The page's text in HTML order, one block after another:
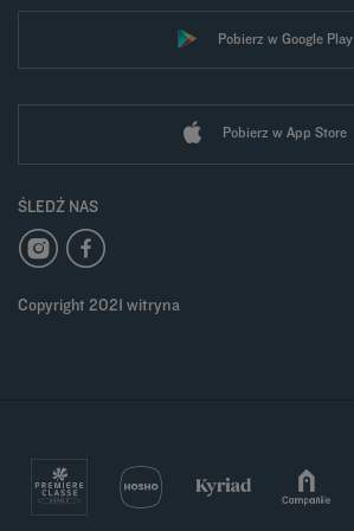
Pobierz w Google Play
Pobierz w App Store
ŚLEDŹ NAS
Copyright 2021 witryna